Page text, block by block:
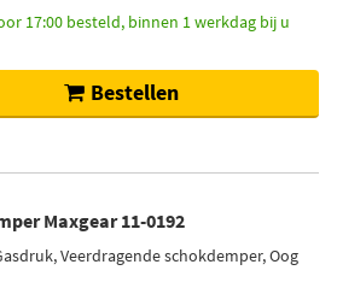
17:00 besteld, binnen 1 werkdag bij u
Bestellen
Maxgear 11-0192
Veerdragende schokdemper, Oog